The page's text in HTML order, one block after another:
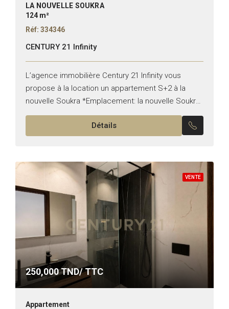
LA NOUVELLE SOUKRA
124 m²
Réf: 334346
CENTURY 21 Infinity
L’agence immobilière Century 21 Infinity vous
propose à la location un appartement S+2 à la
nouvelle Soukra *Emplacement: la nouvelle Soukra
*Typologie: S+2 *Superficie: 124 m² *État: vide Il
Détails
VENTE
250,000TND/ TTC
Appartement